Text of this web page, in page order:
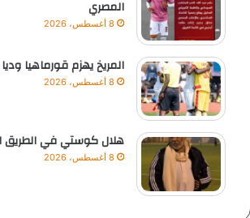
المصري
8 أغسطس، 2026
المريخ يهزم قورماهيا
8 أغسطس، 2026
هلال كوستي في الطريق
8 أغسطس، 2026